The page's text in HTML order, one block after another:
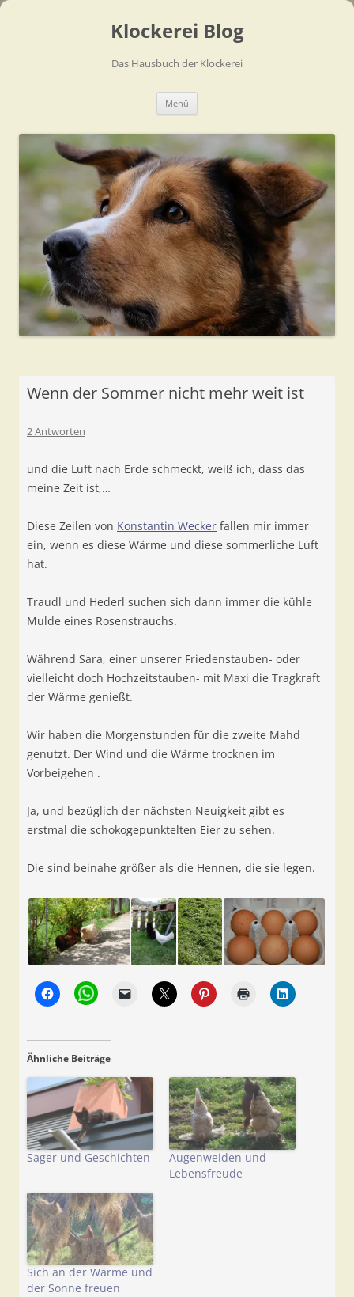
Klockerei Blog
Das Hausbuch der Klockerei
Menü
Wenn der Sommer nicht mehr weit ist
2 Antworten
und die Luft nach Erde schmeckt, weiß ich, dass das
meine Zeit ist,…
Diese Zeilen von Konstantin Wecker fallen mir immer
ein, wenn es diese Wärme und diese sommerliche Luft
hat.
Traudl und Hederl suchen sich dann immer die kühle
Mulde eines Rosenstrauchs.
Während Sara, einer unserer Friedenstauben- oder
vielleicht doch Hochzeitstauben- mit Maxi die Tragkraft
der Wärme genießt.
Wir haben die Morgenstunden für die zweite Mahd
genutzt. Der Wind und die Wärme trocknen im
Vorbeigehen .
Ja, und bezüglich der nächsten Neuigkeit gibt es
erstmal die schokogepunktelten Eier zu sehen.
Die sind beinahe größer als die Hennen, die sie legen.
Ähnliche Beiträge
Sager und Geschichten
Augenweiden und
Lebensfreude
Sich an der Wärme und
der Sonne freuen